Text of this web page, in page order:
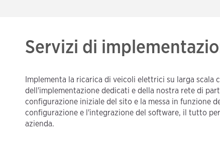
Servizi di
Implementa la ricarica di veicoli elettrici su larga
dell'implementazione dedicati e della nostra rete di
configurazione iniziale del sito e la messa in funzione
configurazione e l'integrazione del software, il tutto
azienda.